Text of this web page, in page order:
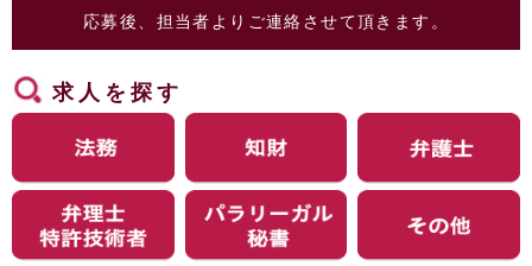
応募後、担当者よりご連絡させて頂きます。
求人を探す